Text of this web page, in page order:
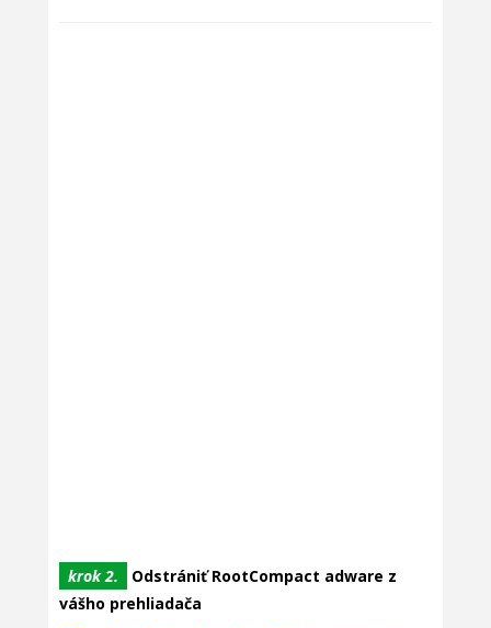
krok 2.
Odstrániť RootCompact adware z
vášho prehliadača